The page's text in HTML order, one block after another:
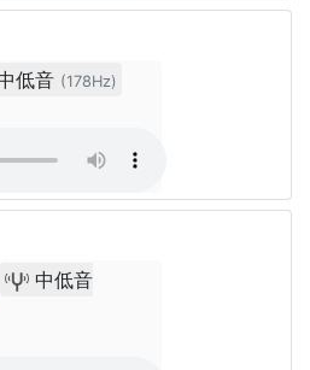
低音 (178Hz)
中低音